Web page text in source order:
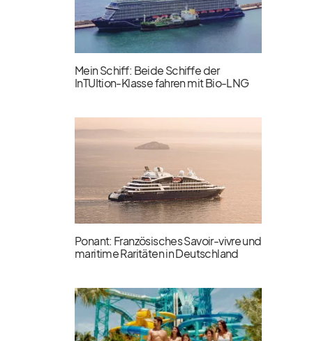
Mein Schiff: Beide Schiffe der
InTUItion-Klasse fahren mit Bio-LNG
Ponant: Französisches Savoir-vivre und
maritime Raritäten in Deutschland